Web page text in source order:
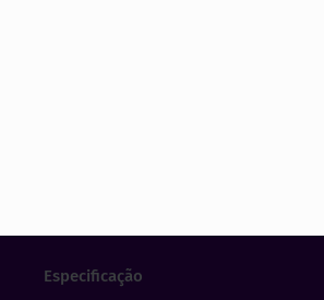
Especificação